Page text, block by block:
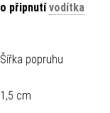
připnutí vodítka
Šířka popruhu
1,5 cm